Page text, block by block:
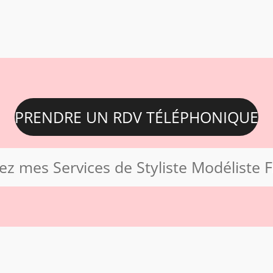
PRENDRE UN RDV TÉLÉPHONIQUE
mes Services de Styliste Modéliste